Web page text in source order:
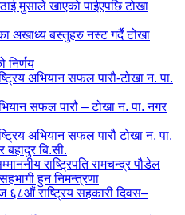
मुसाले खाएको पाईएपछि टोखा
अखाध्य बस्तुहरु नस्ट गर्दै टोखा
निर्णय
अभियान सफल पारौ-टोखा न. पा.
सफल पारौ – टोखा न. पा. नगर
अभियान सफल पारौ टोखा न. पा.
बि.सी.
राष्ट्रिपति रामचन्द्र पौडेल
हुन निमन्त्रणा
६८औं राष्ट्रिय सहकारी दिवस–